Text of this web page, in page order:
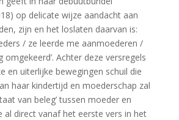
op delicate wijze aandacht aan
zijn en het loslaten daarvan is:
/ ze leerde me aanmoederen /
omgekeerd’. Achter deze versregels
en uiterlijke bewegingen schuil die
haar kindertijd en moederschap zal
van beleg’ tussen moeder en
al direct vanaf het eerste vers in het